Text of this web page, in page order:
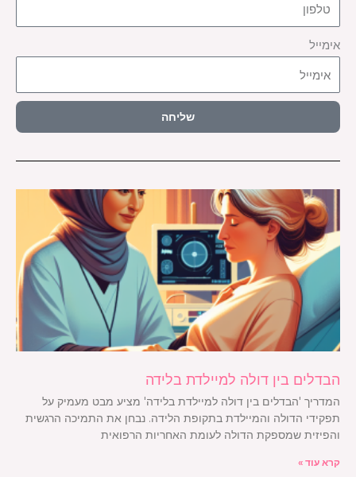
אימייל
שליחה
הבדלים בין דולה למיילדת בלידה
המדריך 'הבדלים בין דולה למיילדת בלידה' מציע מבט מעמיק על
תפקידי הדולה והמיילדת בתקופת הלידה. נבחן את התמיכה הרגשית
והפיזית שמספקת הדולה לעומת האחריות הרפואית
קרא עוד »